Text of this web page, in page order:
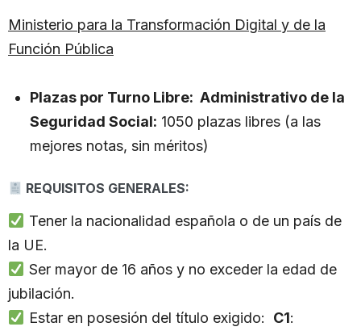
Ministerio para la Transformación Digital y de la
Función Pública
Plazas por Turno Libre: Administrativo de la
Seguridad Social: 1050 plazas libres (a las
mejores notas, sin méritos)
REQUISITOS GENERALES:
Tener la nacionalidad española o de un país de
la UE.
Ser mayor de 16 años y no exceder la edad de
jubilación.
Estar en posesión del título exigido: C1: